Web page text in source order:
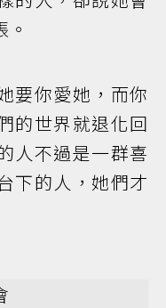
要你愛她，而你
的世界就退化回
人不過是一群喜
下的人，她們才